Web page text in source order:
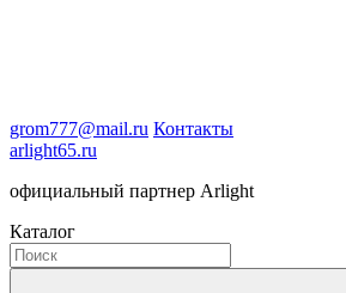
grom777@mail.ru Контакты
arlight65.ru
официальный партнер Arlight
Каталог